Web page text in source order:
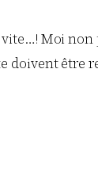
Moi non
être